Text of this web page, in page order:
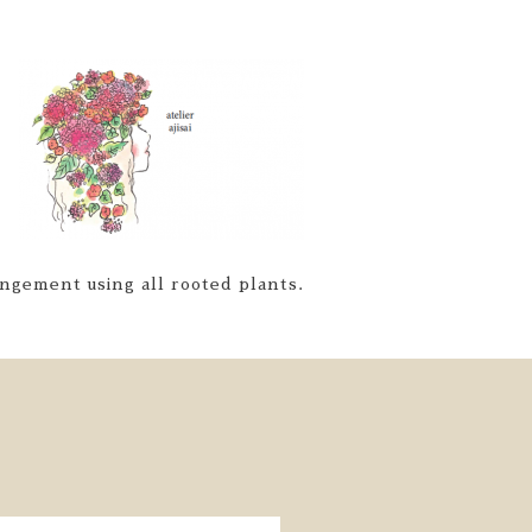
using all rooted plants.